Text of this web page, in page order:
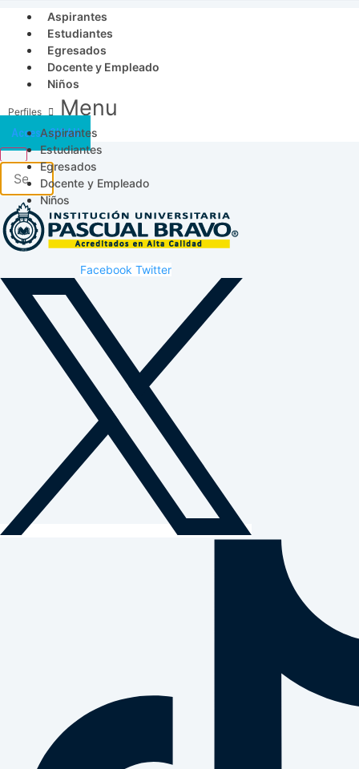
Aspirantes
Estudiantes
Egresados
Docente y Empleado
Niños
Menu
Aspirantes
Estudiantes
Egresados
Docente y Empleado
Niños
Acceso SICAU
Facebook Twitter